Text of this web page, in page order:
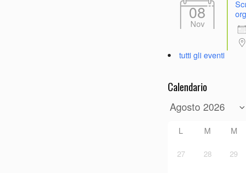
08
Nov
tutti gli eventi
Calendario
L M M
27 28 29